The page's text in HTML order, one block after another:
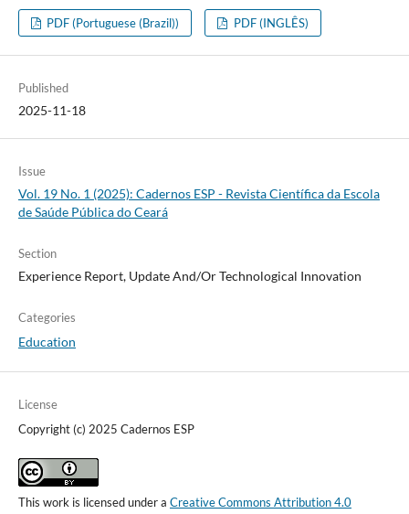
PDF (Portuguese (Brazil)) PDF (INGLÊS)
Published
2025-11-18
Issue
Vol. 19 No. 1 (2025): Cadernos ESP - Revista Cientí­fica da Escola
de Saúde Pública do Ceará
Section
Experience Report, Update And/Or Technological Innovation
Categories
Education
License
Copyright (c) 2025 Cadernos ESP
This work is licensed under a Creative Commons Attribution 4.0